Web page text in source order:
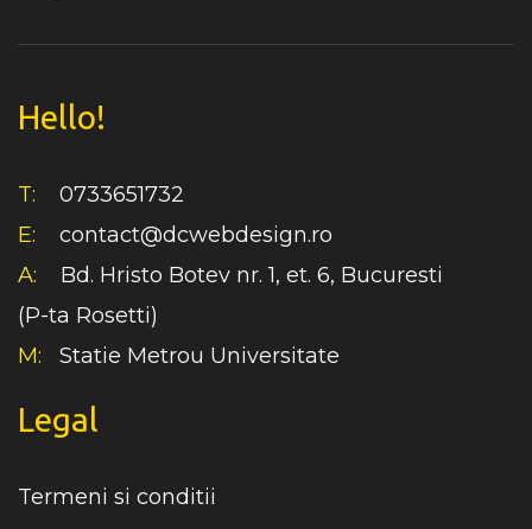
Hello!
T:
0733651732
E:
contact@dcwebdesign.ro
A:
Bd. Hristo Botev nr. 1, et. 6, Bucuresti
(P-ta Rosetti)
M:
Statie Metrou Universitate
Legal
Termeni si conditii